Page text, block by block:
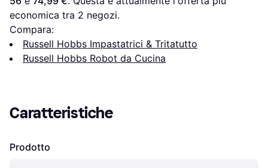
economica tra 2 negozi.
Compara:
Russell Hobbs Impastatrici & Tritatutto
Russell Hobbs Robot da Cucina
Caratteristiche
Prodotto